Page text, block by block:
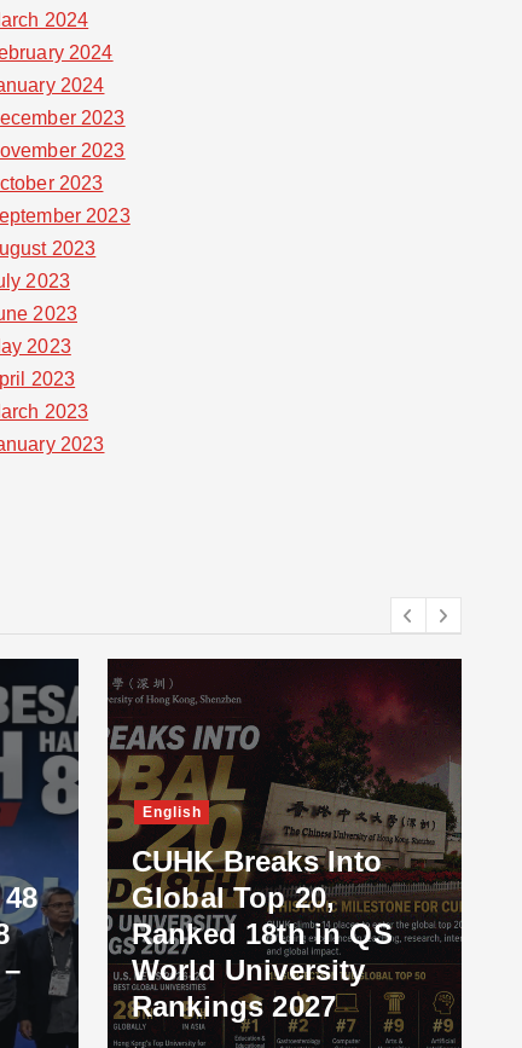
2024
2024
2024
2023
2023
2023
2023
2023
2023
2023
2023
2023
2023
2023
English
CUHK Breaks Into
Global Top 20,
Ranked 18th in QS
World University
Rankings 2027